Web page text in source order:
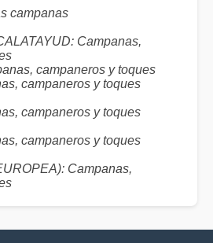
campanas
Campanas,
campaneros y toques
campaneros y toques
campaneros y toques
campaneros y toques
Campanas,